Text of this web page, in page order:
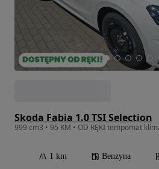
Skoda Fabia 1.0 TSI Selection
1 km Benzyna